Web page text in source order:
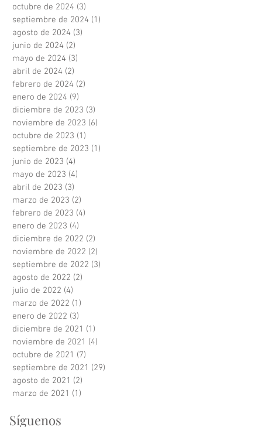
octubre de 2024 (3)
septiembre de 2024 (1)
agosto de 2024 (3)
junio de 2024 (2)
mayo de 2024 (3)
abril de 2024 (2)
febrero de 2024 (2)
enero de 2024 (9)
diciembre de 2023 (3)
noviembre de 2023 (6)
octubre de 2023 (1)
septiembre de 2023 (1)
junio de 2023 (4)
mayo de 2023 (4)
abril de 2023 (3)
marzo de 2023 (2)
febrero de 2023 (4)
enero de 2023 (4)
diciembre de 2022 (2)
noviembre de 2022 (2)
septiembre de 2022 (3)
agosto de 2022 (2)
julio de 2022 (4)
marzo de 2022 (1)
enero de 2022 (3)
diciembre de 2021 (1)
noviembre de 2021 (4)
octubre de 2021 (7)
septiembre de 2021 (29)
agosto de 2021 (2)
marzo de 2021 (1)
Síguenos